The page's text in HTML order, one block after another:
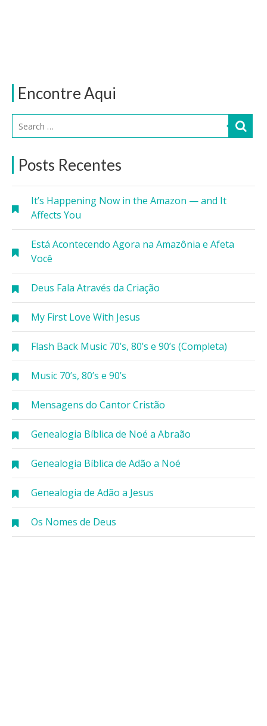
Encontre Aqui
Posts Recentes
It’s Happening Now in the Amazon — and It
Affects You
Está Acontecendo Agora na Amazônia e Afeta
Você
Deus Fala Através da Criação
My First Love With Jesus
Flash Back Music 70’s, 80’s e 90’s (Completa)
Music 70’s, 80’s e 90’s
Mensagens do Cantor Cristão
Genealogia Bíblica de Noé a Abraão
Genealogia Bíblica de Adão a Noé
Genealogia de Adão a Jesus
Os Nomes de Deus